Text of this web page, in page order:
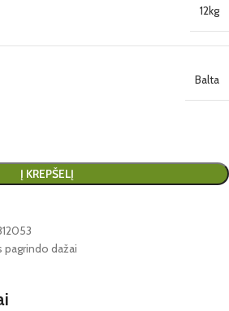
12kg
Balta
Į KREPŠELĮ
pagrindo dažai